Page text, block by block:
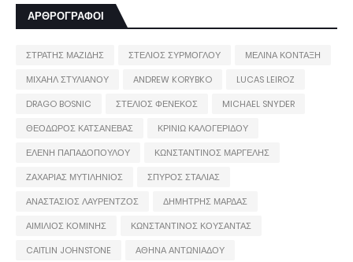
ΑΡΘΡΟΓΡΑΦΟΙ
ΣΤΡΑΤΗΣ ΜΑΖΙΔΗΣ ΣΤΕΛΙΟΣ ΣΥΡΜΟΓΛΟΥ
ΜΕΛΙΝΑ ΚΟΝΤΑΞΗ
ΜΙΧΑΗΛ ΣΤΥΛΙΑΝΟΥ
ANDREW KORYBKO
LUCAS LEIROZ
DRAGO BOSNIC
ΣΤΕΛΙΟΣ ΦΕΝΕΚΟΣ
MICHAEL SNYDER
ΘΕΟΔΩΡΟΣ ΚΑΤΣΑΝΕΒΑΣ
ΚΡΙΝΙΩ ΚΑΛΟΓΕΡΙΔΟΥ
ΕΛΕΝΗ ΠΑΠΑΔΟΠΟΥΛΟΥ
ΚΩΝΣΤΑΝΤΙΝΟΣ ΜΑΡΓΕΛΗΣ
ΖΑΧΑΡΙΑΣ ΜΥΤΙΛΗΝΙΟΣ
ΣΠΥΡΟΣ ΣΤΑΛΙΑΣ
ΑΝΑΣΤΑΣΙΟΣ ΛΑΥΡΕΝΤΖΟΣ
ΔΗΜΗΤΡΗΣ ΜΑΡΔΑΣ
ΑΙΜΙΛΙΟΣ ΚΟΜΙΝΗΣ
ΚΩΝΣΤΑΝΤΙΝΟΣ ΚΟΥΣΑΝΤΑΣ
CAITLIN JOHNSTONE
ΑΘΗΝΑ ΑΝΤΩΝΙΑΔΟΥ